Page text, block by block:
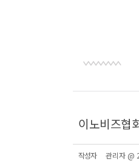
이노비즈협
작성자 관리자 @